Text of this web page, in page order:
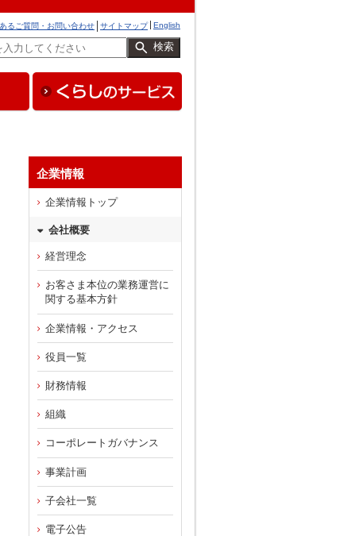
English
サイトマップ
るご質問・お問い合わせ
検索
企業情報
企業情報トップ
会社概要
経営理念
お客さま本位の業務運営に
関する基本方針
企業情報・アクセス
役員一覧
財務情報
組織
コーポレートガバナンス
事業計画
子会社一覧
電子公告